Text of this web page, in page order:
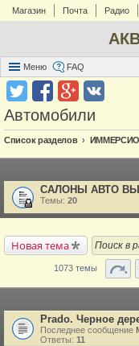
Магазин Почта Радио
Меню FAQ
Автомобили
Список разделов
САЛОНЫ АВТО
Темы: 20
Новая тема
1073 темы
Prado. Черное
Последнее сообщение
Ответы: 11